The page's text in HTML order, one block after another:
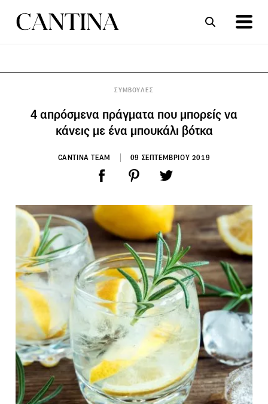
ΣΥΜΒΟΥΛΕΣ
4 απρόσμενα πράγματα που μπορείς να
κάνεις με ένα μπουκάλι βότκα
CANTINA TEAM 09 ΣΕΠΤΕΜΒΡΙΟΥ 2019